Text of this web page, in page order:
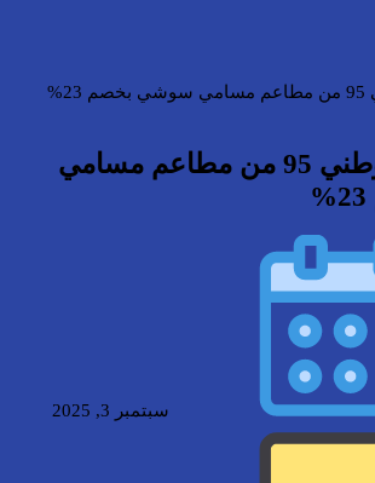
خصم اليوم الوطني 95 من مطاعم مسامي
سبتمبر 3, 2025